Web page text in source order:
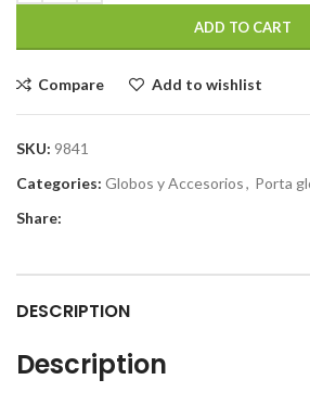
ADD TO CART
Compare Add to wishlist
SKU: 9841
Categories: Globos y Accesorios, Porta
Share:
DESCRIPTION
Description